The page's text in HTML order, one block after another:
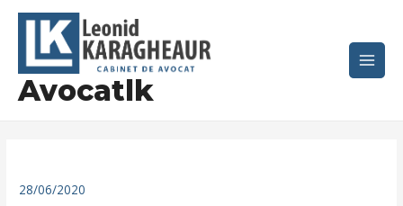
Перейти
содержимому
Avocatlk
28/06/2020
Постраничная
навигация
записи